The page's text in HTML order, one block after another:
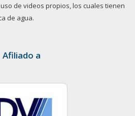
de videos propios, los cuales tienen
de agua.
Afiliado a